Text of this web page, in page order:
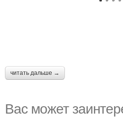
читать дальше →
Вас может